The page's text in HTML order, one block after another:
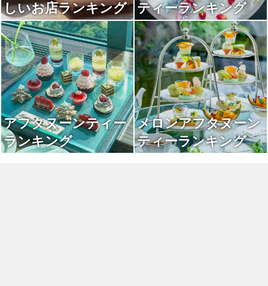
しいお店ランキング
ティーランキング
アフタヌーンティー
ランキング
メロンアフタヌーン
ティーランキング